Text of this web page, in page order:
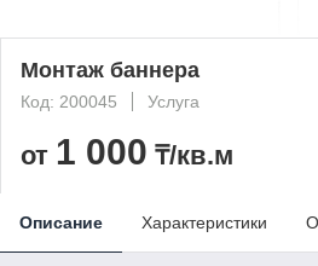
Монтаж баннера
Код: 200045 Услуга
от 1 000 ₸/кв.м
Описание Характеристики